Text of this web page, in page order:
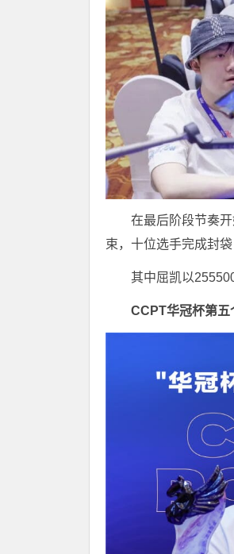
在最后阶段节奏
束，十位选手完成封袋
其中屈凯以
CCPT华冠杯第五